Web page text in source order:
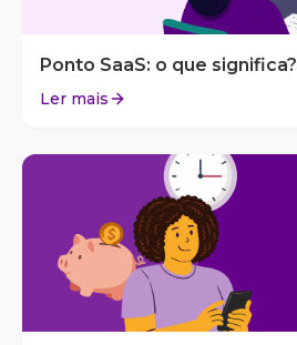
Ponto SaaS: o que significa?
Ler mais